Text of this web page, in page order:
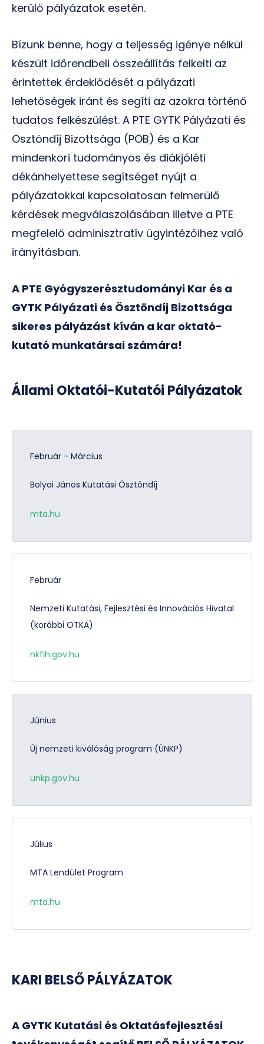
kerülő pályázatok esetén.
Bízunk benne, hogy a teljesség igénye nélkül
készült időrendbeli összeállítás felkelti az
érintettek érdeklődését a pályázati
lehetőségek iránt és segíti az azokra történő
tudatos felkészülést. A PTE GYTK Pályázati és
Ösztöndíj Bizottsága (PÖB) és a Kar
mindenkori tudományos és diákjóléti
dékánhelyettese segítséget nyújt a
pályázatokkal kapcsolatosan felmerülő
kérdések megválaszolásában illetve a PTE
megfelelő adminisztratív ügyintézőihez való
irányításban.
A PTE Gyógyszerésztudományi Kar és a
GYTK Pályázati és Ösztöndíj Bizottsága
sikeres pályázást kíván a kar oktató-
kutató munkatársai számára!
Állami Oktatói-Kutatói Pályázatok
Február - Március
Bolyai János Kutatási Ösztöndíj
mta.hu
Február
Nemzeti Kutatási, Fejlesztési és Innovációs Hivatal
(korábbi OTKA)
nkfih.gov.hu
Június
Új nemzeti kiválóság program (ÚNKP)
unkp.gov.hu
Július
MTA Lendület Program
mta.hu
KARI BELSŐ PÁLYÁZATOK
A GYTK Kutatási és Oktatásfejlesztési